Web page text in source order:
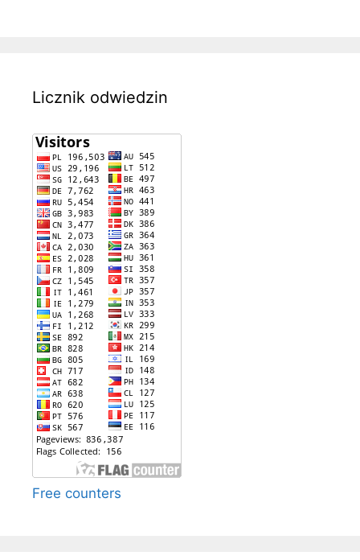
Licznik odwiedzin
Free counters